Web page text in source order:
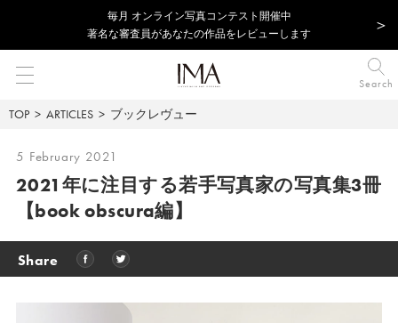
毎⽉ オンライン写真コンテスト開催中
著名な審査員があなたの作品をレビューします
Search
TOP ARTICLES ブックレヴュー
5 February 2021
2021年に注目する若手写真家の写真集3冊
【book obscura編】
Share